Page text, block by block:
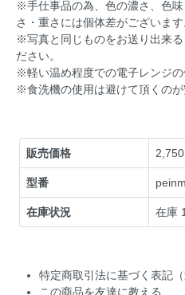
※手仕事品の為、色の濃さ、色
さ・重さには個体差がございます
※写真と同じものをお送り出来
ださい。
※軽い温め程度での電子レンジの
※食洗機の使用は避けて頂くのが
販売価格
型番
在庫状況 在庫
特定商取引法に基づく表記（
この商品を友達に教える